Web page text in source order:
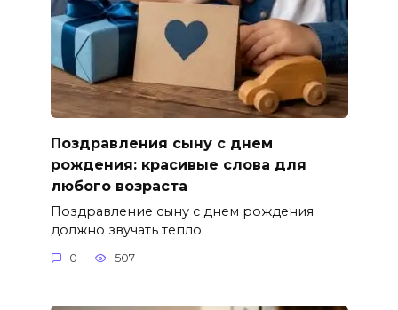
Поздравления сыну с днем
рождения: красивые слова для
любого возраста
Поздравление сыну с днем рождения
должно звучать тепло
0 507